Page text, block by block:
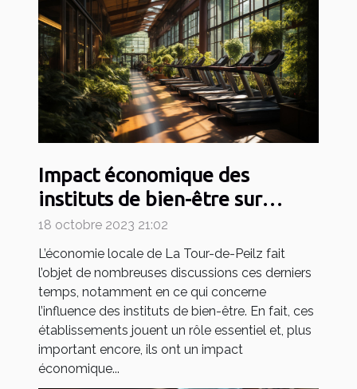
Impact économique des
instituts de bien-être sur
l'économie locale de La Tour-
de-Peilz
18 octobre 2023 21:02
L’économie locale de La Tour-de-Peilz fait
l’objet de nombreuses discussions ces derniers
temps, notamment en ce qui concerne
l’influence des instituts de bien-être. En fait, ces
établissements jouent un rôle essentiel et, plus
important encore, ils ont un impact
économique...